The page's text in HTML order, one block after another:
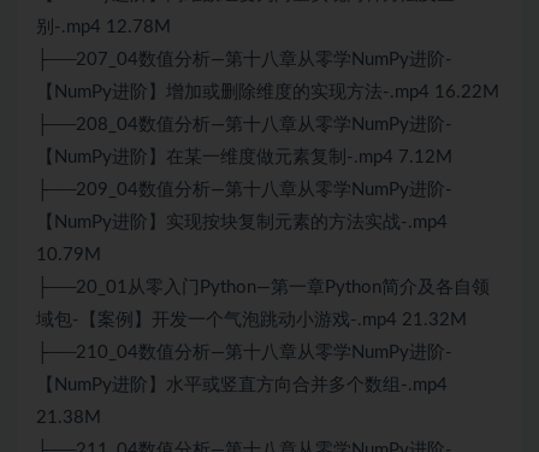
别-.mp4 12.78M
├──207_04数值分析—第十八章从零学NumPy进阶-
【NumPy进阶】增加或删除维度的实现方法-.mp4 16.22M
├──208_04数值分析—第十八章从零学NumPy进阶-
【NumPy进阶】在某一维度做元素复制-.mp4 7.12M
├──209_04数值分析—第十八章从零学NumPy进阶-
【NumPy进阶】实现按块复制元素的方法实战-.mp4
10.79M
├──20_01从零入门Python—第一章Python简介及各自领
域包-【案例】开发一个气泡跳动小游戏-.mp4 21.32M
├──210_04数值分析—第十八章从零学NumPy进阶-
【NumPy进阶】水平或竖直方向合并多个数组-.mp4
21.38M